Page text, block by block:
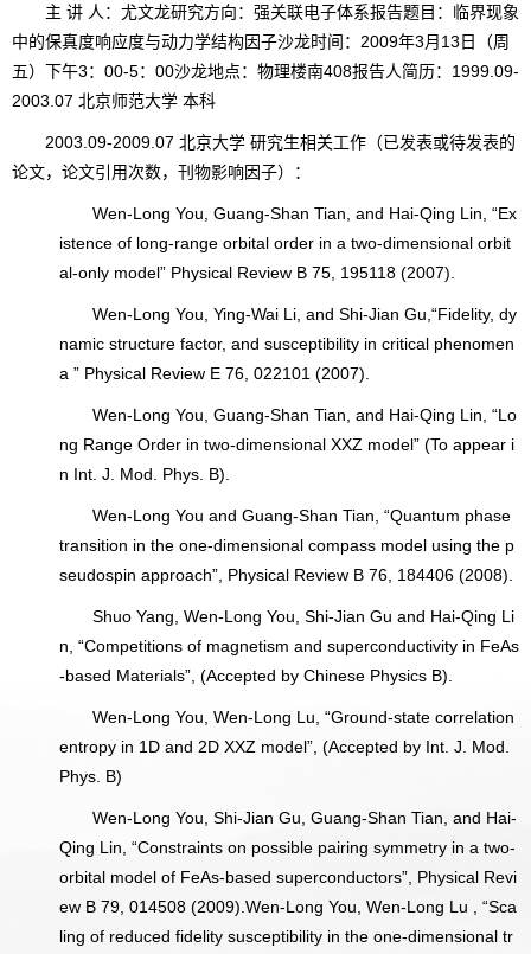
主 讲 人：尤文龙研究方向：强关联电子体系报告题目：临界现象
中的保真度响应度与动力学结构因子沙龙时间：2009年3月13日（周
五）下午3：00-5：00沙龙地点：物理楼南408报告人简历：1999.09-
2003.07 北京师范大学 本科
2003.09-2009.07 北京大学 研究生相关工作（已发表或待发表的
论文，论文引用次数，刊物影响因子）：
Wen-Long You, Guang-Shan Tian, and Hai-Qing Lin, “Ex
istence of long-range orbital order in a two-dimensional orbit
al-only model” Physical Review B 75, 195118 (2007).
Wen-Long You, Ying-Wai Li, and Shi-Jian Gu,“Fidelity, dy
namic structure factor, and susceptibility in critical phenomen
a ” Physical Review E 76, 022101 (2007).
Wen-Long You, Guang-Shan Tian, and Hai-Qing Lin, “Lo
ng Range Order in two-dimensional XXZ model” (To appear i
n Int. J. Mod. Phys. B).
Wen-Long You and Guang-Shan Tian, “Quantum phase
transition in the one-dimensional compass model using the p
seudospin approach”, Physical Review B 76, 184406 (2008).
Shuo Yang, Wen-Long You, Shi-Jian Gu and Hai-Qing Li
n, “Competitions of magnetism and superconductivity in FeAs
-based Materials”, (Accepted by Chinese Physics B).
Wen-Long You, Wen-Long Lu, “Ground-state correlation
entropy in 1D and 2D XXZ model”, (Accepted by Int. J. Mod.
Phys. B)
Wen-Long You, Shi-Jian Gu, Guang-Shan Tian, and Hai-
Qing Lin, “Constraints on possible pairing symmetry in a two-
orbital model of FeAs-based superconductors”, Physical Revi
ew B 79, 014508 (2009).Wen-Long You, Wen-Long Lu , “Sca
ling of reduced fidelity susceptibility in the one-dimensional tr